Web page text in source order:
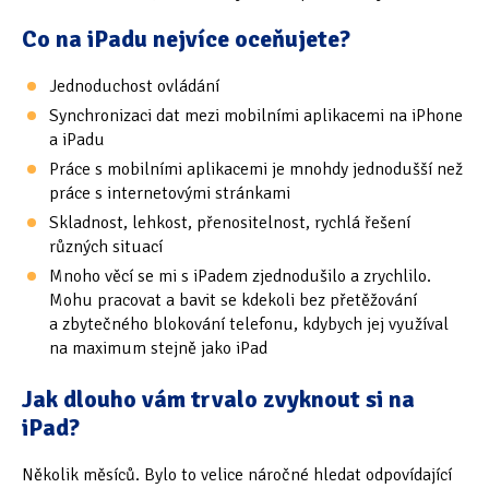
Co na iPadu nejvíce oceňujete?
Jednoduchost ovládání
Synchronizaci dat mezi mobilními aplikacemi na iPhone
a iPadu
Práce s mobilními aplikacemi je mnohdy jednodušší než
práce s internetovými stránkami
Skladnost, lehkost, přenositelnost, rychlá řešení
různých situací
Mnoho věcí se mi s iPadem zjednodušilo a zrychlilo.
Mohu pracovat a bavit se kdekoli bez přetěžování
a zbytečného blokování telefonu, kdybych jej využíval
na maximum stejně jako iPad
Jak dlouho vám trvalo zvyknout si na
iPad?
Několik měsíců. Bylo to velice náročné hledat odpovídající